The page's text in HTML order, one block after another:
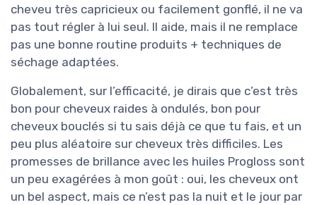
cheveu très capricieux ou facilement gonflé, il ne va
pas tout régler à lui seul. Il aide, mais il ne remplace
pas une bonne routine produits + techniques de
séchage adaptées.
Globalement, sur l’efficacité, je dirais que c’est très
bon pour cheveux raides à ondulés, bon pour
cheveux bouclés si tu sais déjà ce que tu fais, et un
peu plus aléatoire sur cheveux très difficiles. Les
promesses de brillance avec les huiles Progloss sont
un peu exagérées à mon goût : oui, les cheveux ont
un bel aspect, mais ce n’est pas la nuit et le jour par